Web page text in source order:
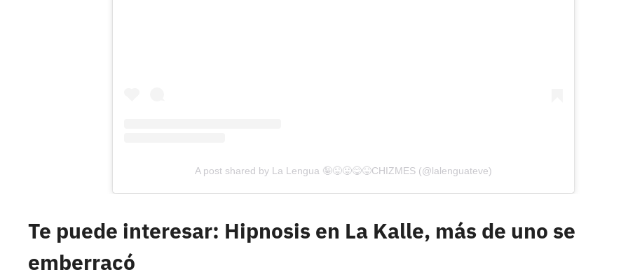
A post shared by La Lengua 🤪😜😛😋😝CHIZMES (@lalenguateve)
Te puede interesar: Hipnosis en La Kalle, más de uno se
emberracó